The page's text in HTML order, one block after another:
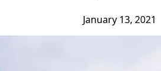
January 13, 2021